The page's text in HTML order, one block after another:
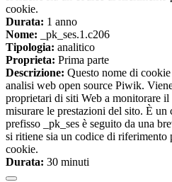
cookie.
Durata: 1 anno
Nome: _pk_ses.1.c206
Tipologia: analitico
Proprieta: Prima parte
Descrizione: Questo nome di
analisi web open source Piwik.
proprietari di siti Web a monitorare
misurare le prestazioni del sito. È
prefisso _pk_ses è seguito da una
si ritiene sia un codice di
cookie.
Durata: 30 minuti